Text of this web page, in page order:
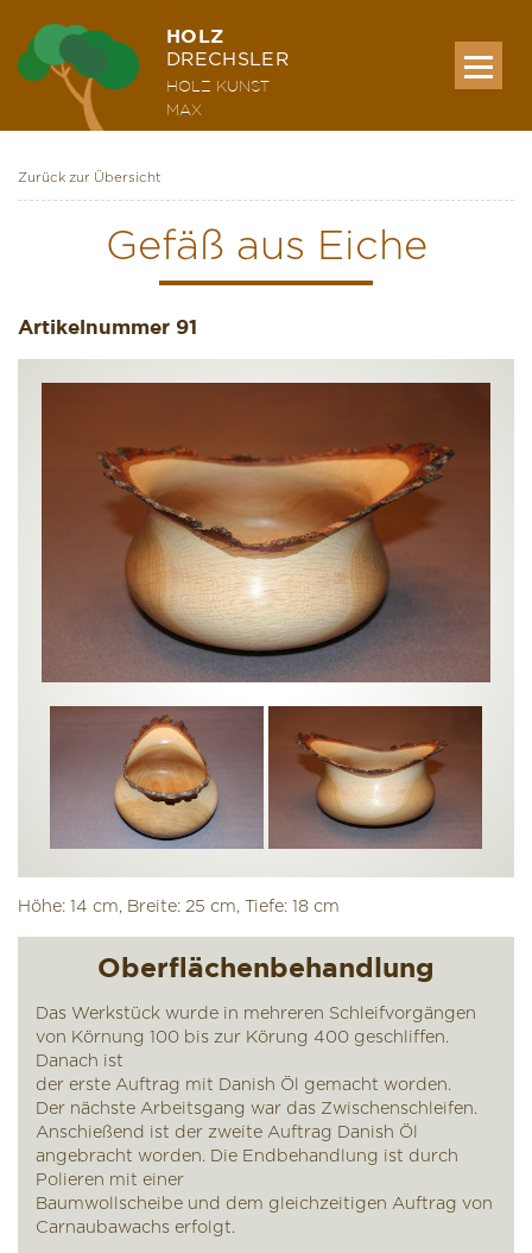
HOLZ
DRECHSLER
HOLZ KUNST
MAX
MEINE WERKE
AUSSTELLUNG & KURSE
ÜBER MICH
KONTAKT
Zurück zur Übersicht
Gefäß aus Eiche
Artikelnummer 91
Höhe: 14 cm, Breite: 25 cm, Tiefe: 18 cm
Oberflächenbehandlung
Das Werkstück wurde in mehreren Schleifvorgängen
von Körnung 100 bis zur Körung 400 geschliffen.
Danach ist
der erste Auftrag mit Danish Öl gemacht worden.
Der nächste Arbeitsgang war das Zwischenschleifen.
Anschießend ist der zweite Auftrag Danish Öl
angebracht worden. Die Endbehandlung ist durch
Polieren mit einer
Baumwollscheibe und dem gleichzeitigen Auftrag von
Carnaubawachs erfolgt.